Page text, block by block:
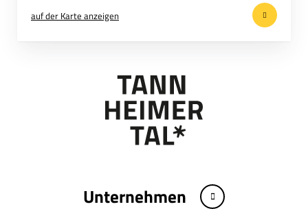
auf der Karte anzeigen
Unternehmen